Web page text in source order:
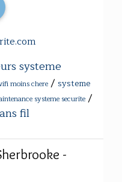
systeme
moins chere / systeme
systeme securite /
fil
-